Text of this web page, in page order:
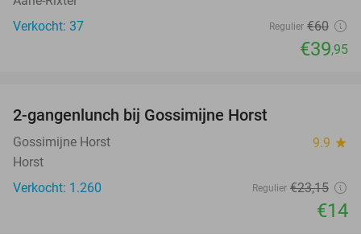
Verkocht: 37
Regulier €60
€39,95
2-gangenlunch bij Gossimijne Horst
Gossimijne Horst 9.9 star
Horst
Verkocht: 1.260
Regulier €23,15
€14